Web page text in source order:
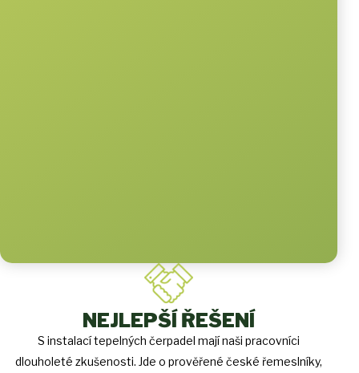
NEJLEPŠÍ ŘEŠENÍ
S instalací tepelných čerpadel mají naši pracovníci
dlouholeté zkušenosti. Jde o prověřené české řemeslníky,